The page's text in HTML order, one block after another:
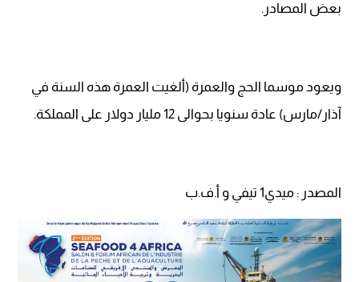
بعض المصادر.
ويعود موسما الحج والعمرة (ألغيت العمرة هذه السنة في
آذار/مارس) عادة سنويا بحوالى 12 مليار دولار على المملكة.
المصدر : ميدي1 تيفي و أ.ف.ب